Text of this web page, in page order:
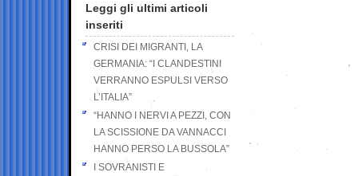
Leggi gli ultimi articoli
inseriti
CRISI DEI MIGRANTI, LA
GERMANIA: “I CLANDESTINI
VERRANNO ESPULSI VERSO
L’ITALIA”
“HANNO I NERVI A PEZZI, CON
LA SCISSIONE DA VANNACCI
HANNO PERSO LA BUSSOLA”
I SOVRANISTI E